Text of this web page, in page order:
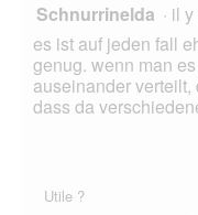
Schnurrinelda · il
es ist auf jeden fall
genug. wenn man
auseinander
dass da
Utile ?